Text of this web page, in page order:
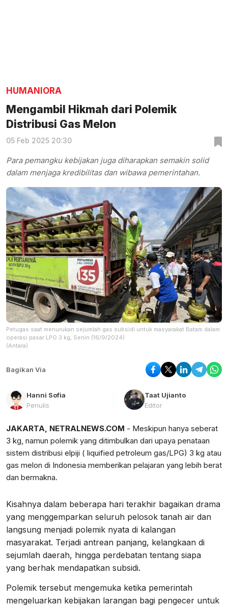
HUMANIORA
Mengambil Hikmah dari Polemik
Distribusi Gas Melon
05 Feb 2025 20:30
Para pemangku kebijakan juga diharapkan semakin solid
dalam menjaga kredibilitas dan wibawa pemerintahan.
Petugas saat menurukan sejumlah gas subsidi untuk masyarakat Batam dalam
operasi pasar LPG 3 kg, Senin (16/9/2024)
(Antara)
Bagikan Via
Hanni Sofia
Penulis
Taat Ujianto
Editor
JAKARTA, NETRALNEWS.COM - Meskipun hanya seberat
3 kg, namun polemik yang ditimbulkan dari upaya penataan
sistem distribusi elpiji ( liquified petroleum gas/LPG) 3 kg atau
gas melon di Indonesia memberikan pelajaran yang lebih berat
dan bermakna.
Kisahnya dalam beberapa hari terakhir bagaikan drama
yang menggemparkan seluruh pelosok tanah air dan
langsung menjadi polemik nyata di kalangan
masyarakat. Terjadi antrean panjang, kelangkaan di
sejumlah daerah, hingga perdebatan tentang siapa
yang berhak mendapatkan subsidi.
Polemik tersebut mengemuka ketika pemerintah
mengeluarkan kebijakan larangan bagi pengecer untuk